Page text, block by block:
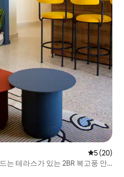
평점 5점(5
5 (20)
는 테라스가 있는 2BR 복고풍 안